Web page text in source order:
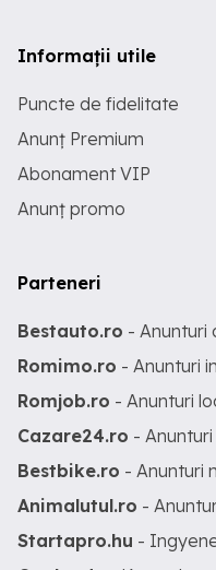
Informații utile
Puncte de fidelitate
Anunț Premium
Abonament VIP
Anunț promo
Parteneri
Bestauto.ro -
Romimo.ro - Anunturi
Romjob.ro - Anunturi
Cazare24.ro -
Bestbike.ro - Anunturi
Animalutul.ro -
Startapro.hu -